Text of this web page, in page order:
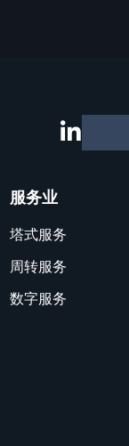
服务业
塔式服务
周转服务
数字服务